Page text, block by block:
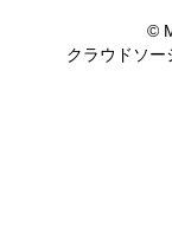
©
クラウドソー